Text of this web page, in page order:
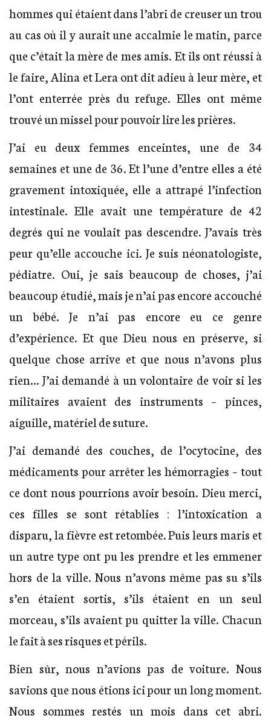
hommes qui étaient dans l’abri de creuser un trou
au cas où il y aurait une accalmie le matin, parce
que c’était la mère de mes amis. Et ils ont réussi à
le faire, Alina et Lera ont dit adieu à leur mère, et
l’ont enterrée près du refuge. Elles ont même
trouvé un missel pour pouvoir lire les prières.
J’ai eu deux femmes enceintes, une de 34
semaines et une de 36. Et l’une d’entre elles a été
gravement intoxiquée, elle a attrapé l’infection
intestinale. Elle avait une température de 42
degrés qui ne voulait pas descendre. J’avais très
peur qu’elle accouche ici. Je suis néonatologiste,
pédiatre. Oui, je sais beaucoup de choses, j’ai
beaucoup étudié, mais je n’ai pas encore accouché
un bébé. Je n’ai pas encore eu ce genre
d’expérience. Et que Dieu nous en préserve, si
quelque chose arrive et que nous n’avons plus
rien… J’ai demandé à un volontaire de voir si les
militaires avaient des instruments – pinces,
aiguille, matériel de suture.
J’ai demandé des couches, de l’ocytocine, des
médicaments pour arrêter les hémorragies – tout
ce dont nous pourrions avoir besoin. Dieu merci,
ces filles se sont rétablies : l’intoxication a
disparu, la fièvre est retombée. Puis leurs maris et
un autre type ont pu les prendre et les emmener
hors de la ville. Nous n’avons même pas su s’ils
s’en étaient sortis, s’ils étaient en un seul
morceau, s’ils avaient pu quitter la ville. Chacun
le fait à ses risques et périls.
Bien sûr, nous n’avions pas de voiture. Nous
savions que nous étions ici pour un long moment.
Nous sommes restés un mois dans cet abri.